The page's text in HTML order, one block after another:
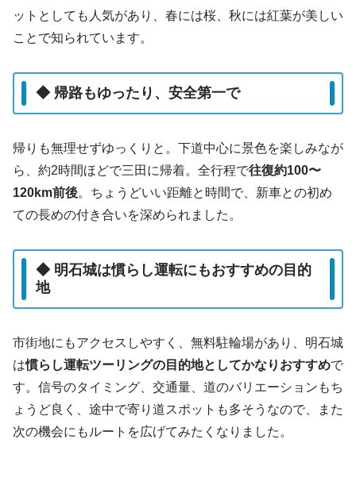
ットとしても人気があり、春には桜、秋には紅葉が美しい
ことで知られています。
◆ 帰路もゆったり、安全第一で
帰りも無理せずゆっくりと。下道中心に景色を楽しみなが
ら、約2時間ほどで三田に帰着。全行程で往復約100〜
120km前後。ちょうどいい距離と時間で、新車との初め
ての長めの付き合いを深められました。
◆ 明石城は慣らし運転にもおすすめの目的
地
市街地にもアクセスしやすく、無料駐輪場があり、明石城
は慣らし運転ツーリングの目的地としてかなりおすすめで
す。信号のタイミング、交通量、道のバリエーションもち
ょうど良く、途中で寄り道スポットも多そうなので、また
次の機会にもルートを広げてみたくなりました。